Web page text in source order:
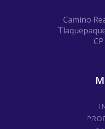
Camino